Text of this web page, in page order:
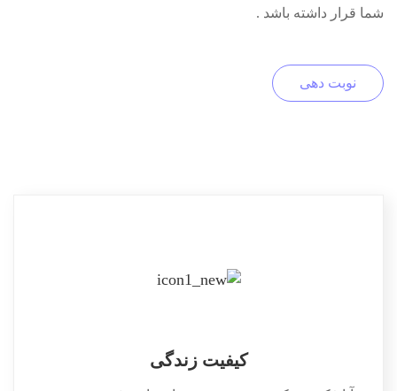
شما قرار داشته باشد .
نوبت دهی
کیفیت زندگی